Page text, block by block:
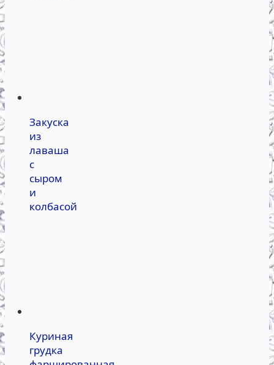
Закуска
из
лаваша
с
сыром
и
колбасой
Куриная
грудка